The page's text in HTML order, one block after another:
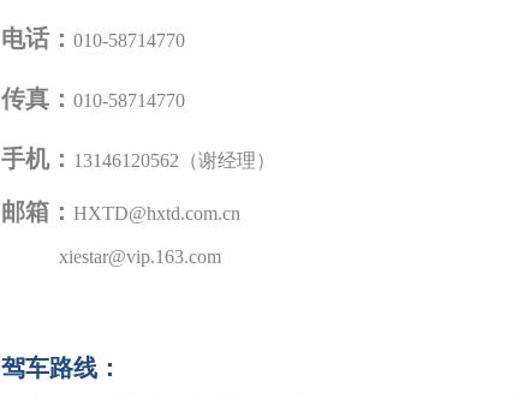
电话： 010-58714770
传真： 010-58714770
手机： 13146120562（谢经理）
邮箱： HXTD@hxtd.com.cn
xiestar@vip.163.com
驾车路线：